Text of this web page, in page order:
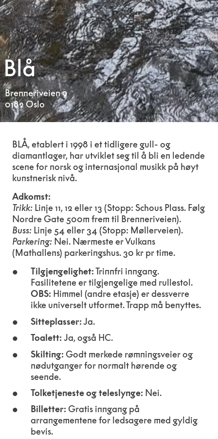
Blå
Brenneriveien 9
0182 Oslo
BLÅ, etablert i 1998 i et tidligere gull- og
diamantlager, har utviklet seg til å bli en ledende
scene for norsk og internasjonal musikk på høyt
kunstnerisk nivå.
Adkomst:
Trikk: Linje 11, 12 eller 13 (Stopp: Schous Plass. Følg
Nordre Gate 500m frem til Brenneriveien).
Buss: Linje 54 eller 34 (Stopp: Møllerveien).
Parkering: Nei. Nærmeste er Vulkans
(Mathallens) parkeringshus. 30 kr pr time.
Tilgjengelighet:Trinnfri inngang.
Fasilitetene er tilgjengelige med rullestol.
OBS: Himmel (andre etasje) er dessverre
ikke universelt utformet. Trapp må benyttes.
Sitteplasser:Ja.
Toalett: Ja, også HC.
Skilting: Godt merkede rømningsveier og
nødutganger for normalt hørende og
seende.
Tolketjeneste og teleslynge: Nei.
Billetter: Gratis inngang på
arrangementene for ledsagere med gyldig
bevis.